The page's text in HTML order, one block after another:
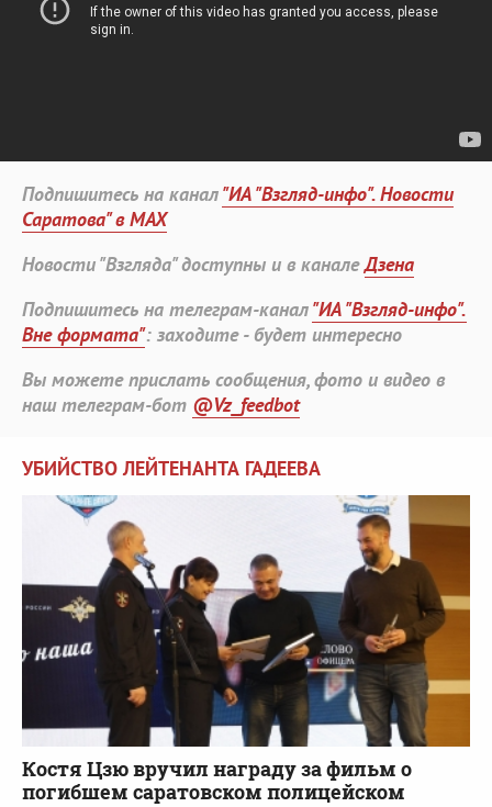
Подпишитесь на канал"ИА "Взгляд-инфо". Новости
Саратова" в MAX
Новости "Взгляда" доступны и в каналеДзена
Подпишитесь на телеграм-канал"ИА "Взгляд-инфо".
Вне формата": заходите - будет интересно
Вы можете прислать сообщения, фото и видео в
наш телеграм-бот @Vz_feedbot
УБИЙСТВО ЛЕЙТЕНАНТА ГАДЕЕВА
Костя Цзю вручил награду за фильм о
погибшем саратовском полицейском